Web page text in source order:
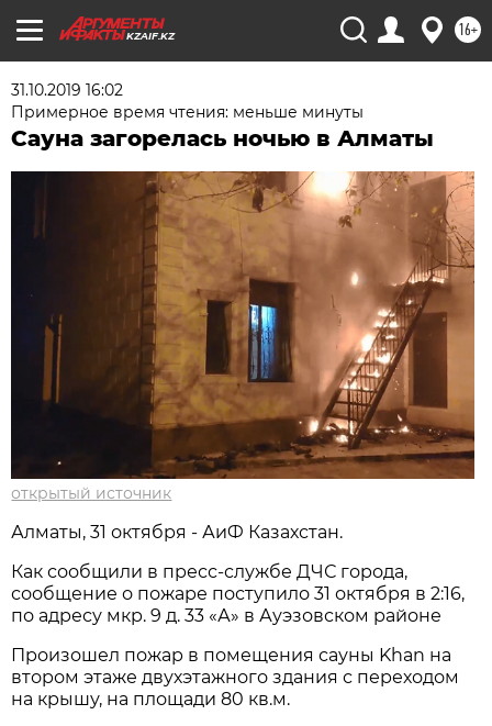
KZAIF.KZ 16+
31.10.2019 16:02
Примерное время чтения: меньше минуты
Сауна загорелась ночью в Алматы
открытый источник
Алматы, 31 октября - АиФ Казахстан.
Как сообщили в пресс-службе ДЧС города,
сообщение о пожаре поступило 31 октября в 2:16,
по адресу мкр. 9 д. 33 «А» в Ауэзовском районе
Произошел пожар в помещения сауны Khan на
втором этаже двухэтажного здания с переходом
на крышу, на площади 80 кв.м.